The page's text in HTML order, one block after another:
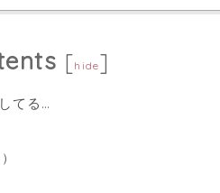
[hide]
てる…